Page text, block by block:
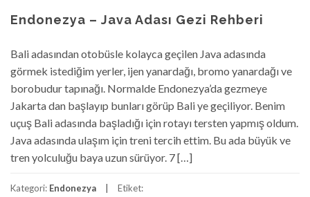
Endonezya – Java Adası Gezi Rehberi
Bali adasından otobüsle kolayca geçilen Java adasında
görmek istediğim yerler, ijen yanardağı, bromo yanardağı ve
borobudur tapınağı. Normalde Endonezya’da gezmeye
Jakarta dan başlayıp bunları görüp Bali ye geçiliyor. Benim
uçuş Bali adasında başladığı için rotayı tersten yapmış oldum.
Java adasında ulaşım için treni tercih ettim. Bu ada büyük ve
tren yolculuğu baya uzun sürüyor. 7 […]
Kategori: Endonezya Etiket: